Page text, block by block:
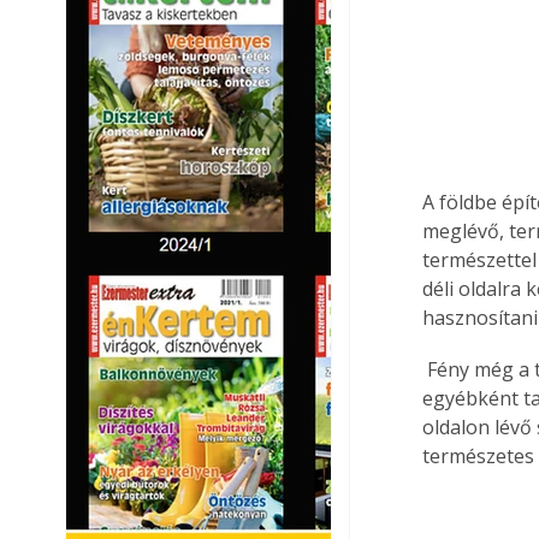
A földbe
meglévő,
déli oldalra
egyébként
oldalon